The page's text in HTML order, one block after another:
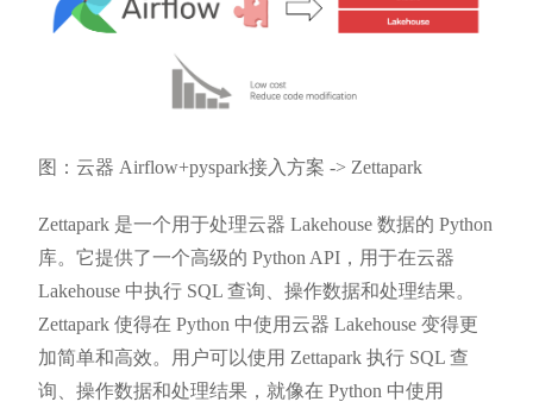
图：云器 Airflow+pyspark接入方案 -> Zettapark
Zettapark 是一个用于处理云器 Lakehouse 数据的 Python
库。它提供了一个高级的 Python API，用于在云器
Lakehouse 中执行 SQL 查询、操作数据和处理结果。
Zettapark 使得在 Python 中使用云器 Lakehouse 变得更
加简单和高效。用户可以使用 Zettapark 执行 SQL 查
询、操作数据和处理结果，就像在 Python 中使用